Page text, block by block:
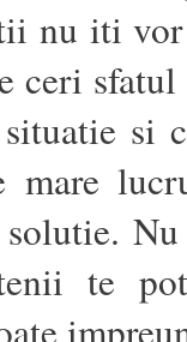
nu iti
ceri
si
te